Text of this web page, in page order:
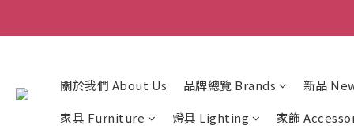
關於我們 About Us 品牌總覽 Brands
新品
家具 Furniture
燈具 Lighting 家飾